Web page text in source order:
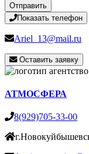
Отправить
Показать телефон
Ariel_13@mail.ru
Оставить заявку
АТМОСФЕРА
8(929)705-33-00